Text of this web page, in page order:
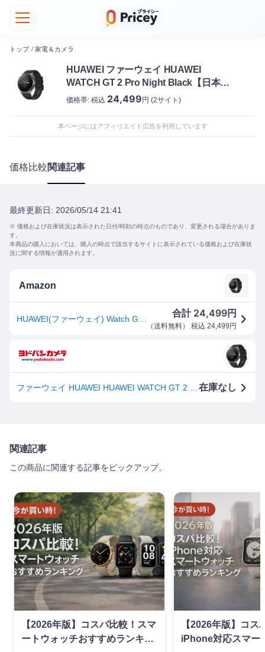
トップ / 家電＆カメラ
HUAWEI ファーウェイ HUAWEI
WATCH GT 2 Pro Night Black【日本正
規代理店品】 文字盤サイズ46mm
価格帯: 税込 24,499円 (2サイト)
本ページにはアフィリエイト広告を利用しています
価格比較関連記事
最終更新日: 2026/05/14 21:41
※ 価格および在庫状況は表示された日付/時刻の時点のものであり、変更される場合がありま
す。
本商品の購入においては、購入の時点で該当するサイトに表示されている価格および在庫状
況に関する情報が適用されます。
Amazon
合計 24,499円
（送料無料） 税込 24,499 円
在庫なし
関連記事
この商品に関連する記事をピックアップ。
【2026年版】コスパ比較！スマ
ートウォッチおすすめランキン
【2026年版】コス
iPhone対応スマー